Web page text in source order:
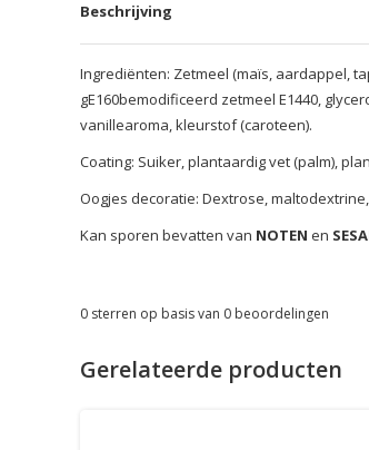
Beschrijving
Ingrediënten: Zetmeel (maïs, aardappel,
gE160bemodificeerd zetmeel E1440,
vanillearoma, kleurstof (caroteen).
Coating: Suiker, plantaardig vet (palm),
Oogjes decoratie: Dextrose,
Kan sporen bevatten van NOTEN en
0 sterren op basis van 0 beoordelingen
Gerelateerde producten